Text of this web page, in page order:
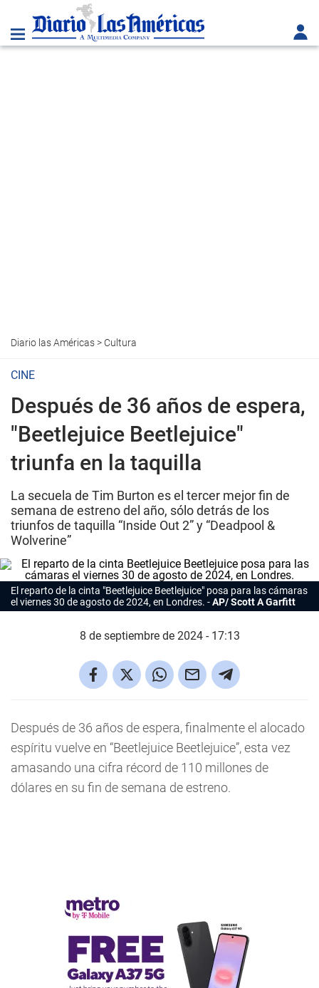
Diario las Américas> Cultura
CINE
Después de 36 años de espera,
"Beetlejuice Beetlejuice"
triunfa en la taquilla
La secuela de Tim Burton es el tercer mejor fin de
semana de estreno del año, sólo detrás de los
triunfos de taquilla “Inside Out 2” y “Deadpool &
Wolverine”
El reparto de la cinta "Beetlejuice Beetlejuice" posa para las cámaras
el viernes 30 de agosto de 2024, en Londres.
AP/ Scott A Garfitt
8 de septiembre de 2024 - 17:13
Después de 36 años de espera, finalmente el alocado
espíritu vuelve en “Beetlejuice Beetlejuice”, esta vez
amasando una cifra récord de 110 millones de
dólares en su fin de semana de estreno.